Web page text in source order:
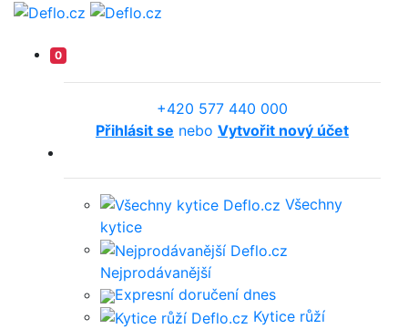
0
+420 577 440 000
Přihlásit se nebo Vytvořit nový účet
Všechny
kytice
Nejprodávanější
Expresní doručení dnes
Kytice růží